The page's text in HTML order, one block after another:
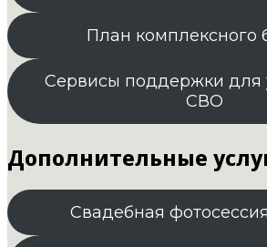
План комплексного
Сервисы поддержки для
СВО
Дополнительные
Свадебная